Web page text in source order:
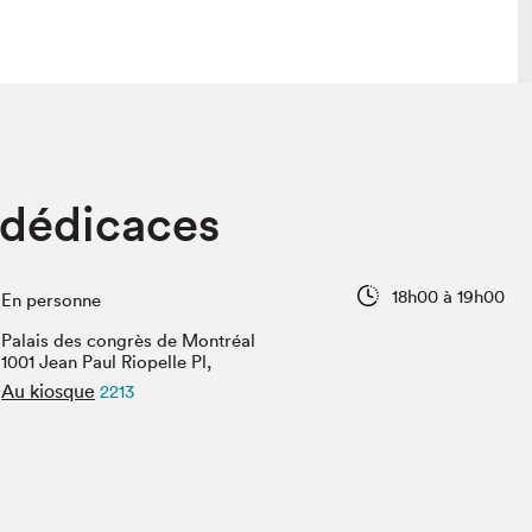
Vidéos et balados
En personne
18h00 à 19h00
Palais des congrès de Montréal
1001 Jean Paul Riopelle Pl,
Au kiosque 2213